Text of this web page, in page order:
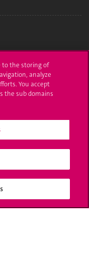
to the storing of
analyze
You accept
the sub domains